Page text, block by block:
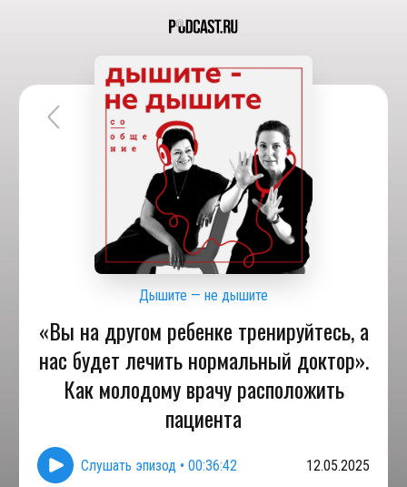
Дышите — не дышите
«Вы на другом ребенке тренируйтесь, а
нас будет лечить нормальный доктор».
Как молодому врачу расположить
пациента
Слушать эпизод • 00:36:42 12.05.2025